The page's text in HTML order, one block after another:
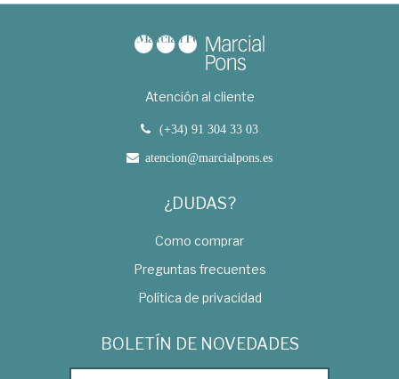
Atención al cliente
(+34) 91 304 33 03
atencion@marcialpons.es
¿DUDAS?
Como comprar
Preguntas frecuentes
Política de privacidad
BOLETÍN DE NOVEDADES